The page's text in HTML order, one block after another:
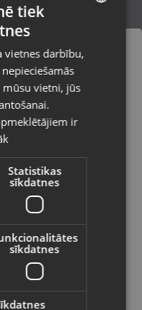
uz
izvēlētajā
RUSSIAN
tiek
vietnes darbību,
vietni, jūs
ir
Statistikas
sīkdatnes
sīkdatnes